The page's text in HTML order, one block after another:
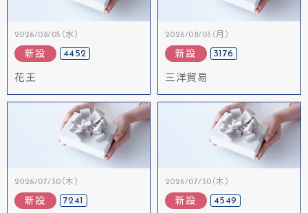
2026/08/05（水）
新設 4452
花王
2026/08/03（月）
新設 3176
三洋貿易
2026/07/30（木）
新設 7241
2026/07/30（木）
新設 4549